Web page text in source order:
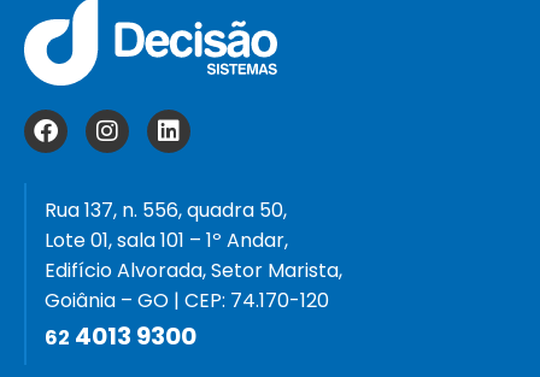
Rua 137, n. 556, quadra 50,
Lote 01, sala 101 – 1º Andar,
Edifício Alvorada, Setor Marista,
Goiânia – GO | CEP: 74.170-120
62 4013 9300